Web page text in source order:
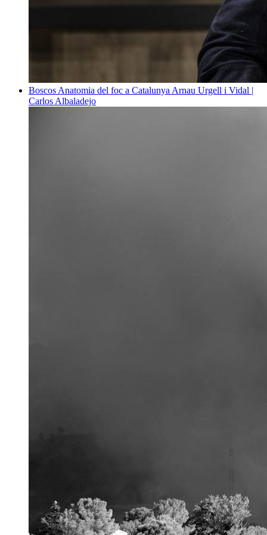
Boscos Anatomia del foc a Catalunya Arnau Urgell i Vidal |
Carlos Albaladejo